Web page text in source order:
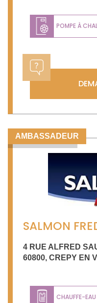
POMPE À
AMBASSADEUR
SALMON
4 RUE ALFRED
60800, CREPY EN
CHAUFFE-